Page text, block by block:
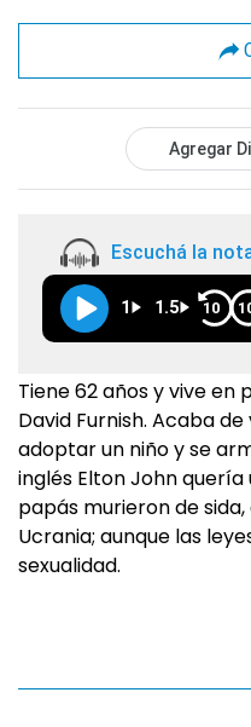
Agregar
Escuchá la
1 1.5 10
Tiene 62 años y vive
David Furnish. Acaba
adoptar un niño y se
inglés Elton John
papás murieron de
Ucrania; aunque las
sexualidad.